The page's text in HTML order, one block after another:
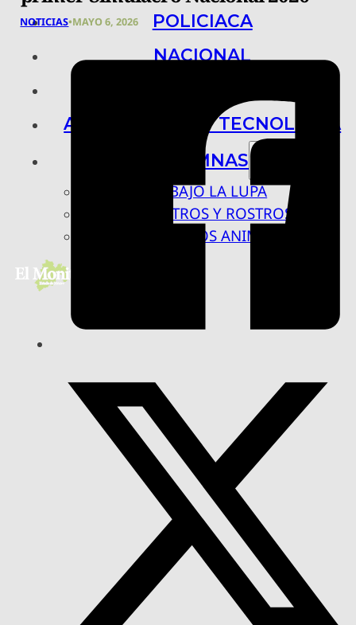
POLICIACA
NACIONAL
ARTE, CIENCIA Y TECNOLOGÍA
COLUMNAS
BAJO LA LUPA
RASTROS Y ROSTROS
VÍNCULOS ANIMALES
NOTICIAS•MAYO 6, 2026